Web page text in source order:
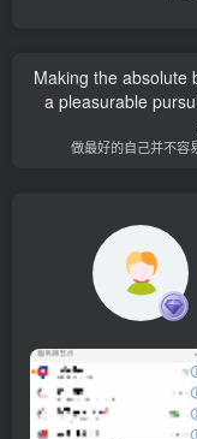
Making the absolute
a pleasurable
做最好的自己并不容